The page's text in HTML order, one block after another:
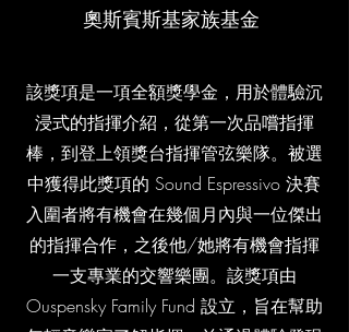
奧斯賓斯基家族基金
該獎項是一項全額獎學金，用於體驗沉
浸式的指揮介紹，從第一次品嚐指揮
棒，到登上領獎台指揮管弦樂隊。被選
中獲得此獎項的 Sound Espressivo 決賽
入圍者將有機會在幾個月內與一位傑出
的指揮合作，之後他/她將有機會指揮
一支專業的交響樂團。該獎項由
Ouspensky Family Fund 設立，旨在幫助